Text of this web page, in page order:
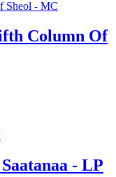
Column Of
- LP